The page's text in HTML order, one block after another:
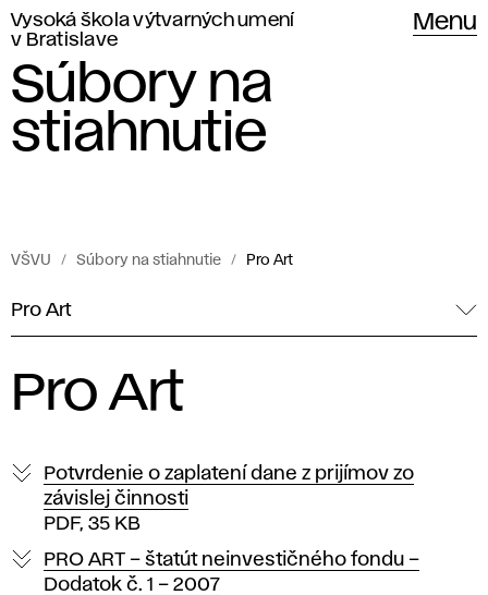
Vysoká škola výtvarných umení
v Bratislave
Menu
Súbory na
stiahnutie
VŠVU Súbory na stiahnutie Pro Art
Pro Art
Pro Art
Potvrdenie o zaplatení dane z prijímov zo
závislej činnosti
PDF, 35 KB
PRO ART – štatút neinvestičného fondu –
Dodatok č. 1 – 2007